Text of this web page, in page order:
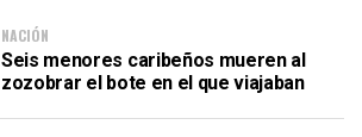
NACIÓN
Seis menores caribeños mueren al
zozobrar el bote en el que viajaban